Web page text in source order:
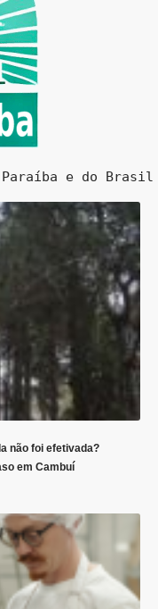
Paraíba e do
não foi efetivada?
em Cambuí